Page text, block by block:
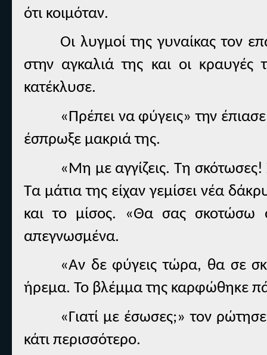
ότι κοιμόταν.
Οι λυγμοί της γυναίκας τον
στην αγκαλιά της και οι
κατέκλυσε.
«Πρέπει να φύγεις» την
έσπρωξε μακριά της.
«Μη με αγγίζεις. Τη
Τα μάτια της είχαν γεμίσει νέα
και το μίσος. «Θα σας σκοτώσω
απεγνωσμένα.
«Αν δε φύγεις τώρα, θα σε
ήρεμα. Το βλέμμα της καρφώθηκε
«Γιατί με έσωσες;» τον
κάτι περισσότερο.